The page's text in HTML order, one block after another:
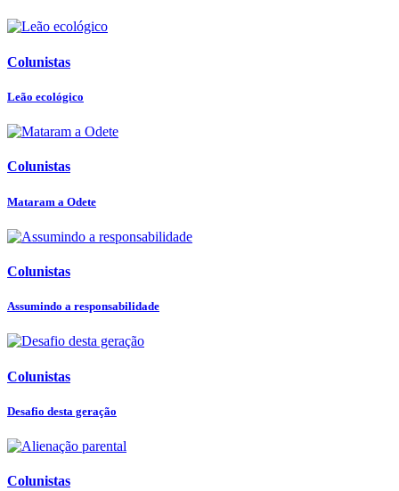
Colunistas
Leão ecológico
Colunistas
Mataram a Odete
Colunistas
Assumindo a responsabilidade
Colunistas
Desafio desta geração
Colunistas